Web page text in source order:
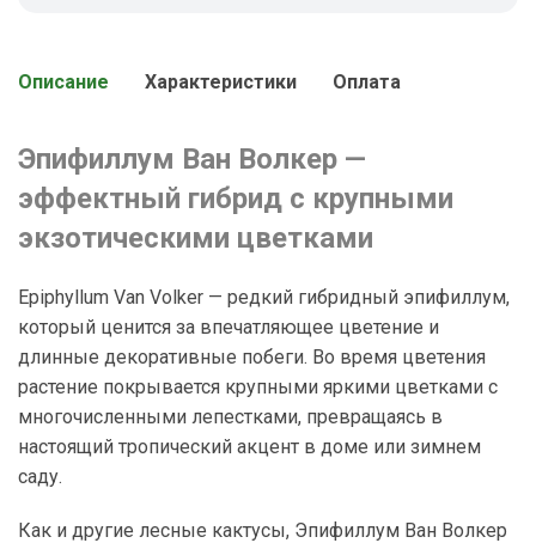
Описание Характеристики Оплата
Эпифиллум Ван Волкер —
эффектный гибрид с крупными
экзотическими цветками
Epiphyllum Van Volker — редкий гибридный эпифиллум,
который ценится за впечатляющее цветение и
длинные декоративные побеги. Во время цветения
растение покрывается крупными яркими цветками с
многочисленными лепестками, превращаясь в
настоящий тропический акцент в доме или зимнем
саду.
Как и другие лесные кактусы, Эпифиллум Ван Волкер